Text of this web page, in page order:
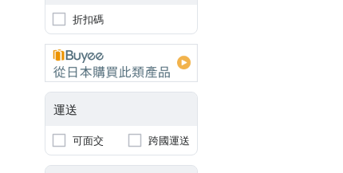
折扣碼
運送
可面交 跨國運送